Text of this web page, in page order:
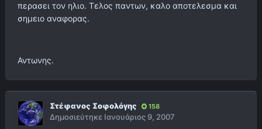
περασει τον ηλιο. Τελος παντων, καλο αποτελεσμα και
σημειο αναφορας.
Αντωνης.
Στέφανος Σοφολόγης 158
Δημοσιεύτηκε Ιανουάριος 9, 2007